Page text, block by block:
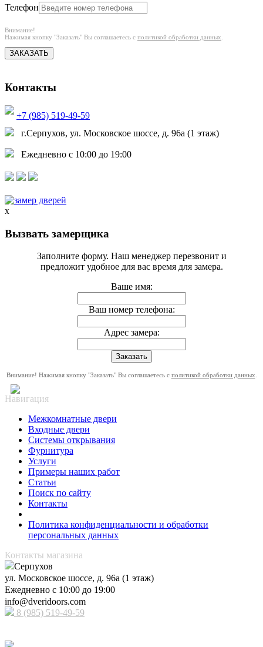
Телефон
Внимание!
Нажимая кнопку "Заказать" Вы соглашаетесь с политикой обработки данных.
ЗАКАЗАТЬ
Контакты
+7 (985) 519-49-59
г.Серпухов, ул. Московское шоссе, д. 96а (1 этаж)
Ежедневно с 10:00 до 19:00
x
Вызвать замерщика
Заполните форму. Наш менеджер перезвонит и
предложит удобное для вас время для замера.
Ваше имя:
Ваш номер телефона:
Адрес замера:
Внимание! Нажимая кнопку "Заказать" Вы соглашаетесь с политикой обработки данных
Навигация
Межкомнатные двери
Входные двери
Системы открывания
Фурнитура
Услуги
Примеры наших работ
Статьи
Поиск по сайту
Контакты
Политика конфиденциальности и обработки
персональных данных
Контакты магазина
Серпухов
ул. Московское шоссе, д. 96а (1 этаж)
Ежедневно с 10:00 до 19:00
info@dveridoors.com
8 (985) 519-49-59